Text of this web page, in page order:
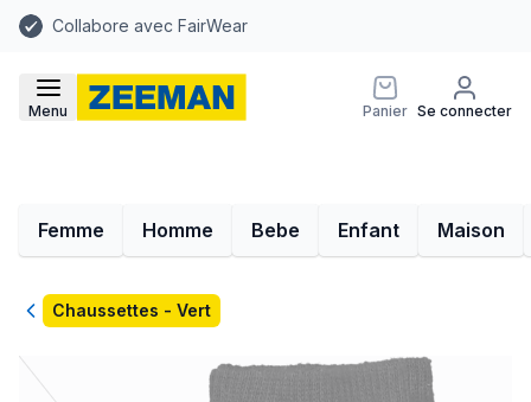
Collabore avec FairWear
Menu Panier Se connecter
Femme Homme Bebe Enfant Maison
RetourChaussettes - Vert